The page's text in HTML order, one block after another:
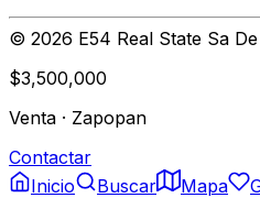
© 2026 E54 Real State Sa
$3,500,000
Venta · Zapopan
Contactar
Inicio
Buscar Mapa